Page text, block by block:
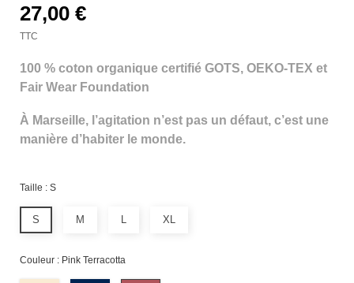
27,00 €
TTC
100 % coton organique certifié GOTS, OEKO-TEX et
Fair Wear Foundation
À Marseille, l’agitation n’est pas un défaut, c’est une
manière d’habiter le monde.
Taille : S
S M L XL
Couleur : Pink Terracotta